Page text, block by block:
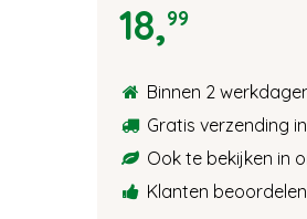
18,99
Binnen 2
Gratis verzending
Ook te bekijken in
Klanten